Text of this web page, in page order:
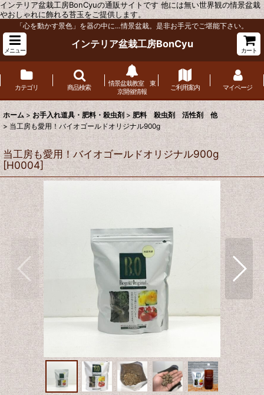
インテリア盆栽工房BonCyuの通販サイトです 他には無い世界観の情景盆栽
やおしゃれに飾れる苔玉をご提供します。
「心を動かす景色」を器の中に…情景盆栽。是非お手元でご堪能下さい。
メニュー
インテリア盆栽工房BonCyu
カート
カテゴリ 商品検索
情景盆栽教室 東
京開催情報
ご利用案内 マイページ
ホーム > お手入れ道具・肥料・殺虫剤 > 肥料 殺虫剤 活性剤 他
> 当工房も愛用！バイオゴールドオリジナル900g
当工房も愛用！バイオゴールドオリジナル900g
[H0004]